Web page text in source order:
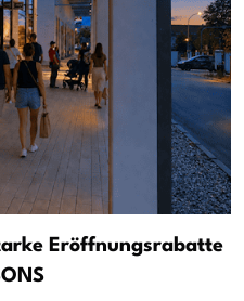
Eröffnungsrabatte